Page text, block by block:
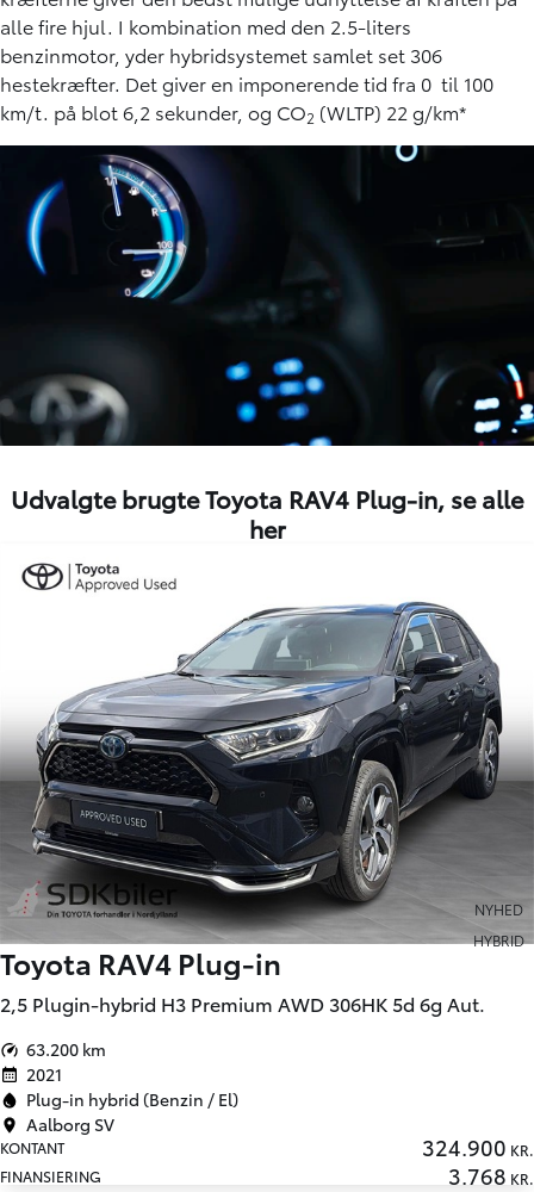
alle fire hjul. I kombination med den 2.5-liters
benzinmotor, yder hybridsystemet samlet set 306
hestekræfter. Det giver en imponerende tid fra 0 til 100
km/t. på blot 6,2 sekunder, og CO2 (WLTP) 22 g/km*
Udvalgte brugte Toyota RAV4 Plug-in, se alle
her
NYHED
HYBRID
Toyota RAV4 Plug-in
2,5 Plugin-hybrid H3 Premium AWD 306HK 5d 6g Aut.
63.200 km
2021
Plug-in hybrid (Benzin / El)
Aalborg SV
KONTANT 324.900 KR.
FINANSIERING
3.768 KR.